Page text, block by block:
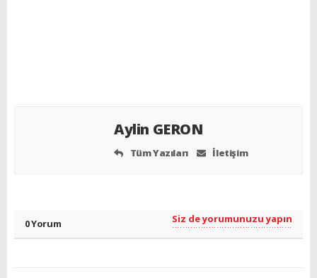
Aylin GERON
Tüm Yazıları İletişim
0 Yorum Siz de yorumunuzu yapın